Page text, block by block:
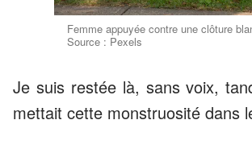
Femme appuyée contre une clôture
Source : Pexels
Je suis restée là, sans voix,
mettait cette monstruosité dans